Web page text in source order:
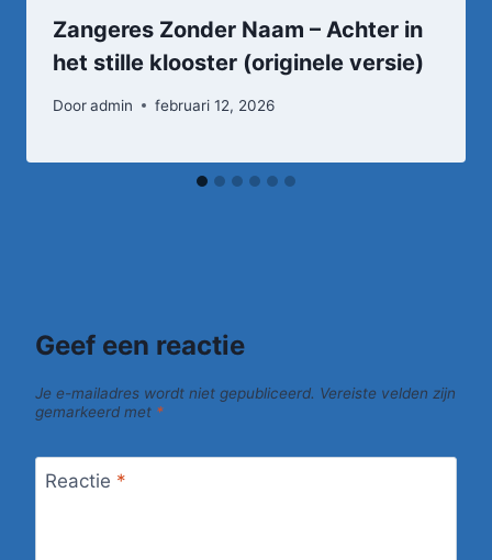
Zangeres Zonder Naam – Achter in
het stille klooster (originele versie)
Dooradmin februari 12, 2026
Geef een reactie
Je e-mailadres wordt niet gepubliceerd. Vereiste velden zijn
gemarkeerd met *
Reactie *